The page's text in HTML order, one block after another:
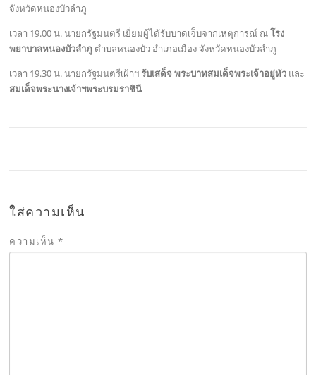
จังหวัดหนองบัวลำภู
เวลา 19.00 น. นายกรัฐมนตรี เยี่ยมผู้ได้รับบาดเจ็บจากเหตุการณ์ ณโรง
พยาบาลหนองบัวลำภู ตำบลหนองบัว อำเภอเมือง จังหวัดหนองบัวลำภู
เวลา 19.30 น. นายกรัฐมนตรีเฝ้าฯรับเสด็จ พระบาทสมเด็จพระเจ้าอยู่หัว และ
สมเด็จพระนางเจ้าฯพระบรมราชินี
ใส่ความเห็น
ความเห็น*